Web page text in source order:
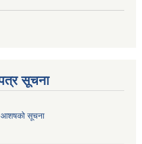
सूचना
आशषको सूचना